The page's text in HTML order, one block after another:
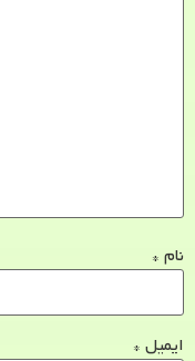
نام *
ایمیل *